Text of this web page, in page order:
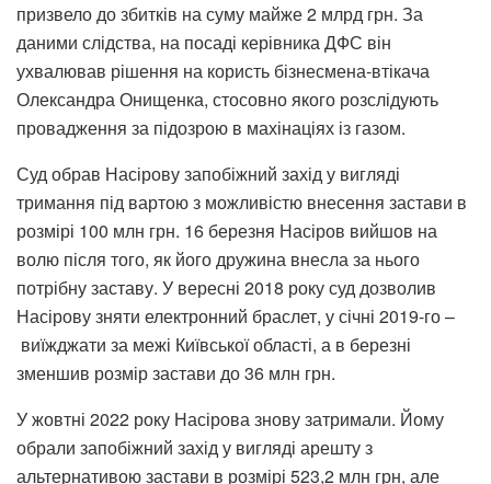
призвело до збитків на суму майже 2 млрд грн. За
даними слідства, на посаді керівника ДФС він
ухвалював рішення на користь бізнесмена-втікача
Олександра Онищенка, стосовно якого розслідують
провадження за підозрою в махінаціях із газом.
Судобрав Насірову запобіжний західу вигляді
тримання під вартою з можливістю внесення застави в
розмірі 100 млн грн. 16 березня Насіров вийшов на
волю після того, як його дружина внесла за нього
потрібну заставу. У вересні 2018 року суд дозволив
Насіровузняти електронний браслет, у січні 2019-го –
виїжджати за межі Київської області, а в березні
зменшив розмір застави до 36 млн грн.
У жовтні 2022 року Насірова знову затримали. Йому
обрали запобіжний захід у вигляді арештуз
альтернативою застави в розмірі 523,2 млн грн, але